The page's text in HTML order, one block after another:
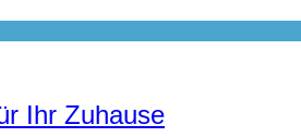
Ihr Zuhause